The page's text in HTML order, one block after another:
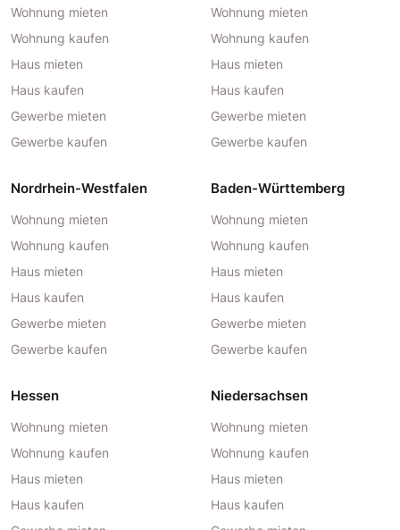
Wohnung mieten
Wohnung kaufen
Haus mieten
Haus kaufen
Gewerbe mieten
Gewerbe kaufen
Wohnung mieten
Wohnung kaufen
Haus mieten
Haus kaufen
Gewerbe mieten
Gewerbe kaufen
Nordrhein-Westfalen
Wohnung mieten
Wohnung kaufen
Haus mieten
Haus kaufen
Gewerbe mieten
Gewerbe kaufen
Baden-Württemberg
Wohnung mieten
Wohnung kaufen
Haus mieten
Haus kaufen
Gewerbe mieten
Gewerbe kaufen
Hessen
Wohnung mieten
Wohnung kaufen
Haus mieten
Haus kaufen
Niedersachsen
Wohnung mieten
Wohnung kaufen
Haus mieten
Haus kaufen